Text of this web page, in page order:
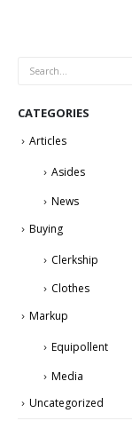
CATEGORIES
Articles
Asides
News
Buying
Clerkship
Clothes
Markup
Equipollent
Media
Uncategorized